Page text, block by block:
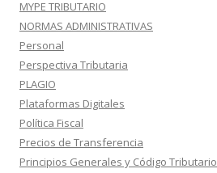
MYPE TRIBUTARIO
NORMAS ADMINISTRATIVAS
Personal
Perspectiva Tributaria
PLAGIO
Plataformas Digitales
Política Fiscal
Precios de Transferencia
Principios Generales y Código Tributario